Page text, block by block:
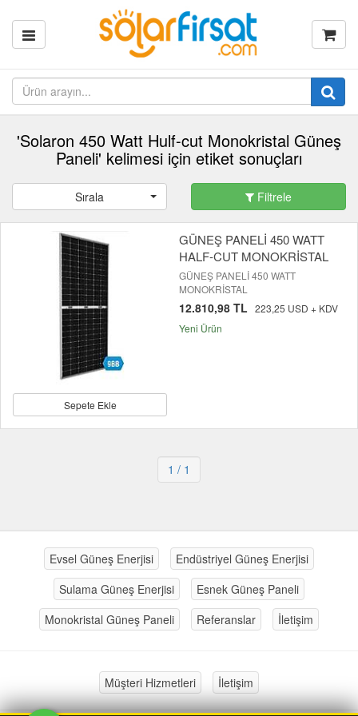
'Solaron 450 Watt Hulf-cut Monokristal Güneş
Paneli' kelimesi için etiket sonuçları
Sırala Filtrele
Sepete Ekle
GÜNEŞ PANELİ 450 WATT
HALF-CUT MONOKRİSTAL
GÜNEŞ PANELİ 450 WATT
MONOKRİSTAL
12.810,98 TL 223,25 USD + KDV
Yeni Ürün
1 / 1
Evsel Güneş Enerjisi
Endüstriyel Güneş Enerjisi
Sulama Güneş Enerjisi
Esnek Güneş Paneli
Monokristal Güneş Paneli
Referanslar İletişim
Müşteri Hizmetleri İletişim